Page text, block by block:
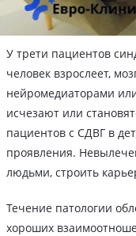
У трети пациентов
человек взрослеет,
нейромедиаторами
исчезают или
пациентов с СДВГ в
проявления.
людьми, строить
Течение патологии
хороших